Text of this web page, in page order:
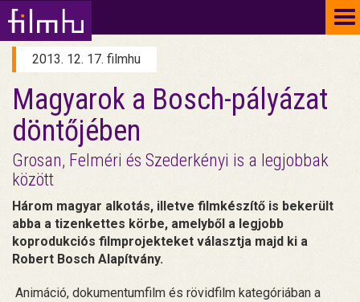
2013. 12. 17. filmhu
Magyarok a Bosch-pályázat
döntőjében
Grosan, Felméri és Szederkényi is a legjobbak
között
Három magyar alkotás, illetve filmkészítő is bekerült
abba a tizenkettes körbe, amelyből a legjobb
koprodukciós filmprojekteket választja majd ki a
Robert Bosch Alapítvány.
Animáció, dokumentumfilm és rövidfilm kategóriában a